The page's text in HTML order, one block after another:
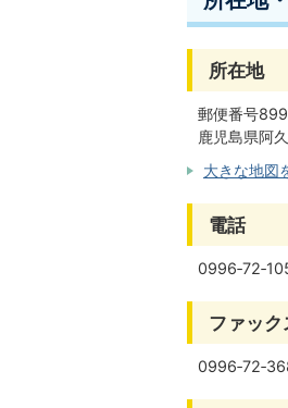
所在地
郵便番号
鹿児島県阿
大きな地図
電話
ファック